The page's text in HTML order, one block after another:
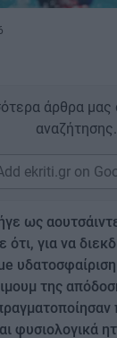
άρθρα
αναζήτησης.
ekriti.gr on
ως
ότι, για να
της
φυσιολογικά